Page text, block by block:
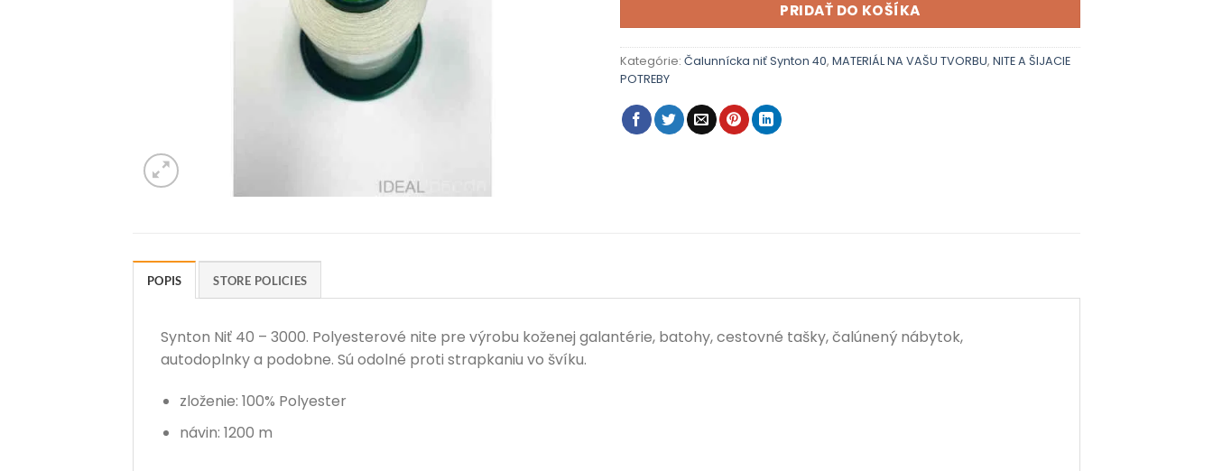
PRIDAŤ DO KOŠÍKA
Kategórie: Čalunnícka niť Synton 40, MATERIÁL NA VAŠU TVORBU, NITE A ŠIJACIE
POTREBY
POPIS STORE POLICIES
Synton Niť 40 – 3000. Polyesterové nite pre výrobu koženej galantérie, batohy, cestovné tašky, čalúnený nábytok,
autodoplnky a podobne. Sú odolné proti strapkaniu vo švíku.
zloženie: 100% Polyester
návin: 1200 m